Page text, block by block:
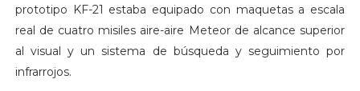
prototipo KF-21 estaba equipado con maquetas a escala
real de cuatro misiles aire-aire Meteor de alcance superior
al visual y un sistema de búsqueda y seguimiento por
infrarrojos.